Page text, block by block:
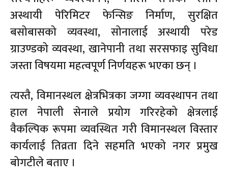
अस्थायी पेरिमिटर फेन्सिङ निर्माण, सुरक्षित
बसोबासको व्यवस्था, सोनालाई अस्थायी परेड
ग्राउण्डको व्यवस्था, खानेपानी तथा सरसफाइ सुविधा
जस्ता विषयमा महत्वपूर्ण निर्णयहरू भएका छन् ।
त्यस्तै, विमानस्थल क्षेत्रभित्रका जग्गा व्यवस्थापन तथा
हाल नेपाली सेनाले प्रयोग गरिरहेको क्षेत्रलाई
वैकल्पिक रूपमा व्यवस्थित गरी विमानस्थल विस्तार
कार्यलाई तिव्रता दिने सहमति भएको नगर प्रमुख
बोगटीले बताए ।